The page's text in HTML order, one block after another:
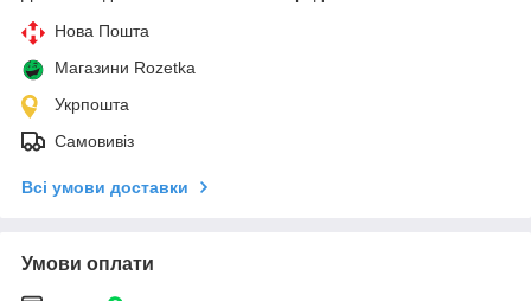
Нова Пошта
Магазини Rozetka
Укрпошта
Самовивіз
Всі умови доставки
Умови оплати